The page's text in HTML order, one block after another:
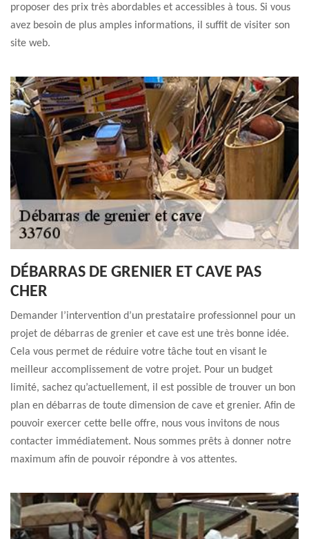
proposer des prix très abordables et accessibles à tous. Si vous
avez besoin de plus amples informations, il suffit de visiter son
site web.
DÉBARRAS DE GRENIER ET CAVE PAS
CHER
Demander l’intervention d’un prestataire professionnel pour un
projet de débarras de grenier et cave est une très bonne idée.
Cela vous permet de réduire votre tâche tout en visant le
meilleur accomplissement de votre projet. Pour un budget
limité, sachez qu’actuellement, il est possible de trouver un bon
plan en débarras de toute dimension de cave et grenier. Afin de
pouvoir exercer cette belle offre, nous vous invitons de nous
contacter immédiatement. Nous sommes prêts à donner notre
maximum afin de pouvoir répondre à vos attentes.